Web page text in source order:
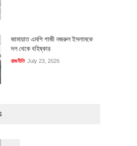
জামায়াত এমপি গাজী নজরুল ইসলামকে
দল থেকে বহিষ্কার
রাজনীতি July 23, 2026